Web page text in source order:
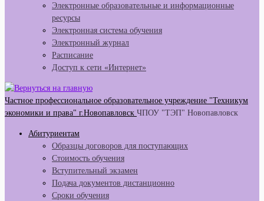
Электронные образовательные и информационные
ресурсы
Электронная система обучения
Электронный журнал
Расписание
Доступ к сети «Интернет»
Частное профессиональное образовательное учреждение "Техникум
экономики и права" г.Новопавловск ЧПОУ "ТЭП" Новопавловск
Абитуриентам
Образцы договоров для поступающих
Стоимость обучения
Вступительный экзамен
Подача документов дистанционно
Сроки обучения